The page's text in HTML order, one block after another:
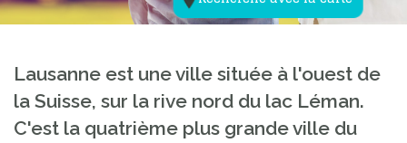
Lausanne est une ville située à l'ouest de
la Suisse, sur la rive nord du lac Léman.
C'est la quatrième plus grande ville du